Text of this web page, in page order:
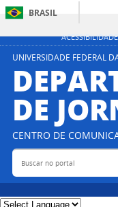
ACESSIBILIDADE
BRASIL
UNIVERSIDADE FEDERAL
DE
CENTRO DE
Buscar no portal